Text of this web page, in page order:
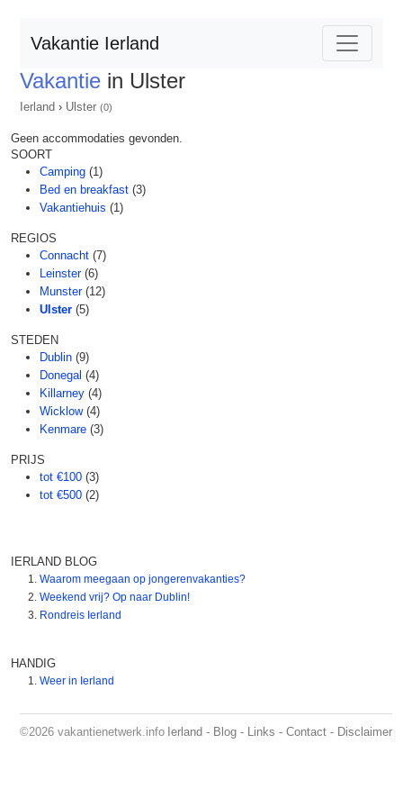
Vakantie Ierland
Vakantie in Ulster
Ierland › Ulster (0)
Geen accommodaties gevonden.
SOORT
Camping (1)
Bed en breakfast (3)
Vakantiehuis (1)
REGIOS
Connacht (7)
Leinster (6)
Munster (12)
Ulster (5)
STEDEN
Dublin (9)
Donegal (4)
Killarney (4)
Wicklow (4)
Kenmare (3)
PRIJS
tot €100 (3)
tot €500 (2)
IERLAND BLOG
Waarom meegaan op jongerenvakanties?
Weekend vrij? Op naar Dublin!
Rondreis Ierland
HANDIG
Weer in Ierland
©2026 vakantienetwerk.info Ierland - Blog - Links - Contact - Disclaimer